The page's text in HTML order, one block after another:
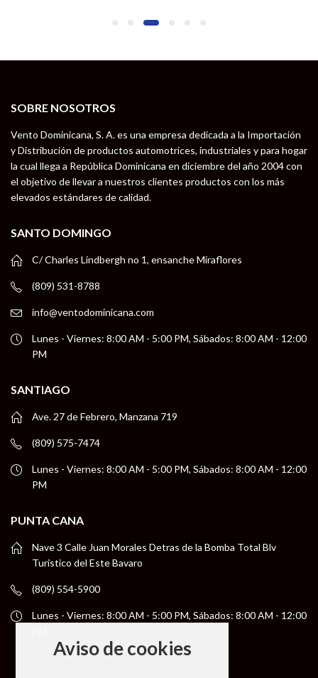
SOBRE NOSOTROS
Vento Dominicana, S. A. es una empresa dedicada a la Importación
y Distribución de productos automotrices, industriales y para hogar
la cual llega a República Dominicana en diciembre del año 2004 con
el objetivo de llevar a nuestros clientes productos con los más
elevados estándares de calidad.
SANTO DOMINGO
C/ Charles Lindbergh no 1, ensanche Miraflores
(809) 531-8788
info@ventodominicana.com
Lunes - Viernes: 8:00 AM - 5:00 PM, Sábados: 8:00 AM - 12:00
PM
SANTIAGO
Ave. 27 de Febrero, Manzana 719
(809) 575-7474
Lunes - Viernes: 8:00 AM - 5:00 PM, Sábados: 8:00 AM - 12:00
PM
PUNTA CANA
Nave 3 Calle Juan Morales Detras de la Bomba Total Blv
Turistico del Este Bavaro
(809) 554-5900
Lunes - Viernes: 8:00 AM - 5:00 PM, Sábados: 8:00 AM - 12:00
Aviso de cookies